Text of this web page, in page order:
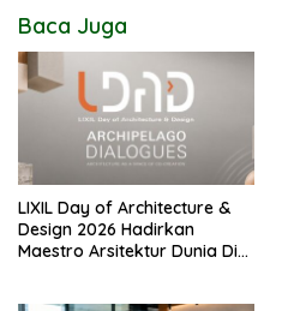
Baca Juga
LIXIL Day of Architecture &
Design 2026 Hadirkan
Maestro Arsitektur Dunia Di